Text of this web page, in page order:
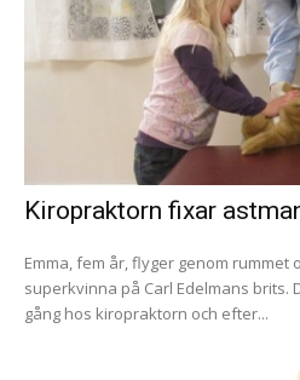
Kiropraktorn fixar
Emma, fem år, flyger genom rummet
superkvinna på Carl Edelmans brits.
gång hos kiropraktorn och efter...